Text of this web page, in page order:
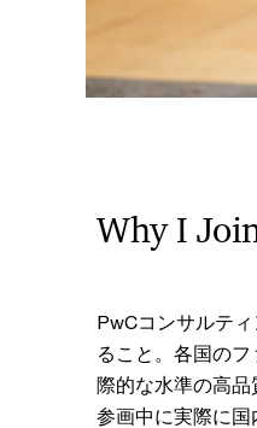
Why I
PwCコンサルテ
ること。各国の
際的な水準の高
参画中に実際に